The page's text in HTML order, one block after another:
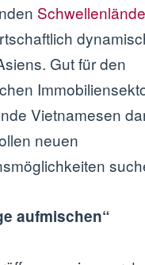
Gut für den
Vietnamesen
neuen
aufmischen“